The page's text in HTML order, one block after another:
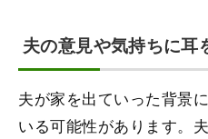
夫の意見や気持ちに耳
夫が家を出ていった背景
いる可能性があります。